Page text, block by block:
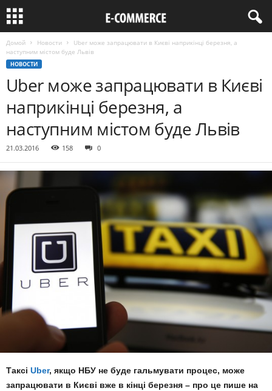
Домой Новости
Uber може запрацювати в Києві наприкінці березня, а
наступним містом буде Львів
НОВОСТИ
Uber може запрацювати в Києві
наприкінці березня, а
наступним містом буде Львів
21.03.2016 158 0
Таксі Uber, якщо НБУ не буде гальмувати процес, може
запрацювати в Києві вже в кінці березня – про це пише на